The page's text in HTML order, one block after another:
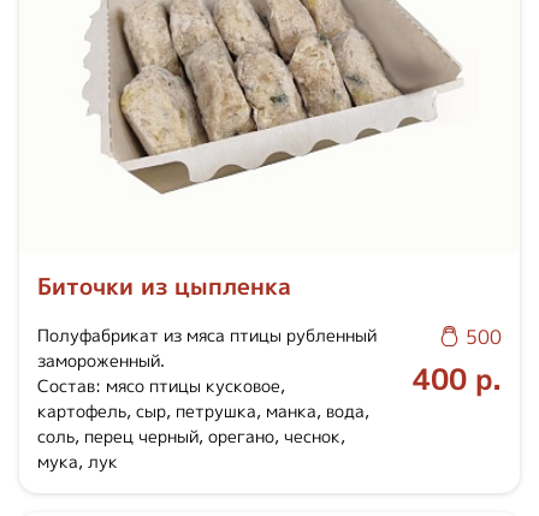
Биточки из цыпленка
Полуфабрикат из мяса птицы рубленный
замороженный.
Состав: мясо птицы кусковое,
картофель, сыр, петрушка, манка, вода,
соль, перец черный, орегано, чеснок,
мука, лук
500
400 р.